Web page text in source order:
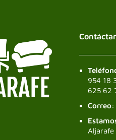
954 18
625 62
Correo:
Aljarafe